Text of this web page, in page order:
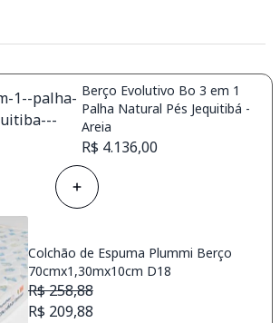
Berço Evolutivo Bo 3 em 1
Palha Natural Pés Jequitibá -
Areia
R$ 4.136,00
Colchão de Espuma Plummi Berço
70cmx1,30mx10cm D18
R$ 258,88
R$ 209,88